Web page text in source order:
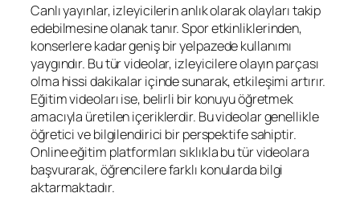
Canlı yayınlar, izleyicilerin anlık olarak olayları takip
edebilmesine olanak tanır. Spor etkinliklerinden,
konserlere kadar geniş bir yelpazede kullanımı
yaygındır. Bu tür videolar, izleyicilere olayın parçası
olma hissi dakikalar içinde sunarak, etkileşimi artırır.
Eğitim videoları ise, belirli bir konuyu öğretmek
amacıyla üretilen içeriklerdir. Bu videolar genellikle
öğretici ve bilgilendirici bir perspektife sahiptir.
Online eğitim platformları sıklıkla bu tür videolara
başvurarak, öğrencilere farklı konularda bilgi
aktarmaktadır.